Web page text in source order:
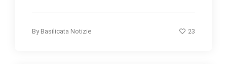
By Basilicata Notizie 23